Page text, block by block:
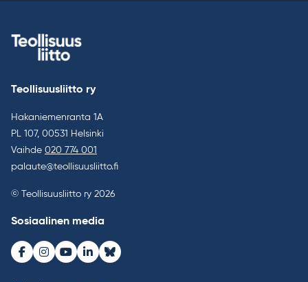
Teollisuusliitto ry
Hakaniemenranta 1A
PL 107, 00531 Helsinki
Vaihde 020 774 001
palaute@teollisuusliitto.fi
© Teollisuusliitto ry 2026
Sosiaalinen media
Facebook
Instagram
Youtube
LinkedInBluesky